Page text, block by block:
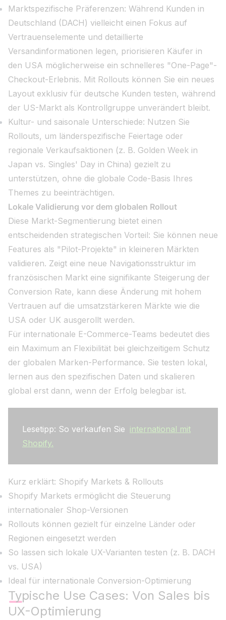
Marktspezifische Präferenzen: Während Kunden in
Deutschland (DACH) vielleicht einen Fokus auf
Vertrauenselemente und detaillierte
Versandinformationen legen, priorisieren Käufer in
den USA möglicherweise ein schnelleres "One-Page"-
Checkout-Erlebnis. Mit Rollouts können Sie ein neues
Layout exklusiv für deutsche Kunden testen, während
der US-Markt als Kontrollgruppe unverändert bleibt.
Kultur- und saisonale Unterschiede: Nutzen Sie
Rollouts, um länderspezifische Feiertage oder
regionale Verkaufsaktionen (z. B. Golden Week in
Japan vs. Singles' Day in China) gezielt zu
unterstützen, ohne die globale Code-Basis Ihres
Themes zu beeinträchtigen.
Lokale Validierung vor dem globalen Rollout
Diese Markt-Segmentierung bietet einen
entscheidenden strategischen Vorteil: Sie können neue
Features als "Pilot-Projekte" in kleineren Märkten
validieren. Zeigt eine neue Navigationsstruktur im
französischen Markt eine signifikante Steigerung der
Conversion Rate, kann diese Änderung mit hohem
Vertrauen auf die umsatzstärkeren Märkte wie die
USA oder UK ausgerollt werden.
Für internationale E-Commerce-Teams bedeutet dies
ein Maximum an Flexibilität bei gleichzeitigem Schutz
der globalen Marken-Performance. Sie testen lokal,
lernen aus den spezifischen Daten und skalieren
global erst dann, wenn der Erfolg belegbar ist.
Lesetipp: So verkaufen Sie international mit
Shopify.
Kurz erklärt: Shopify Markets & Rollouts
Shopify Markets ermöglicht die Steuerung
internationaler Shop-Versionen
Rollouts können gezielt für einzelne Länder oder
Regionen eingesetzt werden
So lassen sich lokale UX-Varianten testen (z. B. DACH
vs. USA)
Ideal für internationale Conversion-Optimierung
Typische Use Cases: Von Sales bis
UX-Optimierung